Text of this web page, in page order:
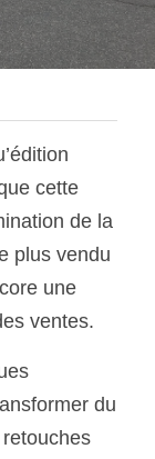
cette
de la
plus vendu
une
ventes.
du